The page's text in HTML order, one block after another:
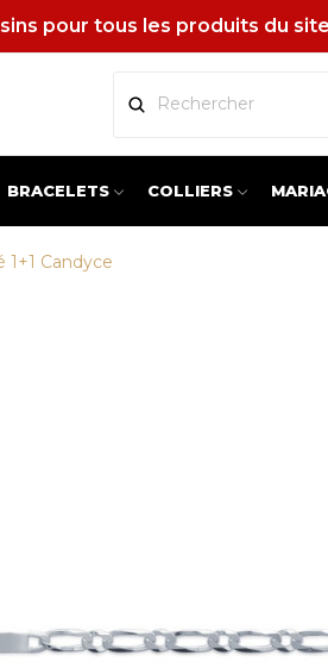
pour tous les produits du site
BRACELETS COLLIERS
Candyce